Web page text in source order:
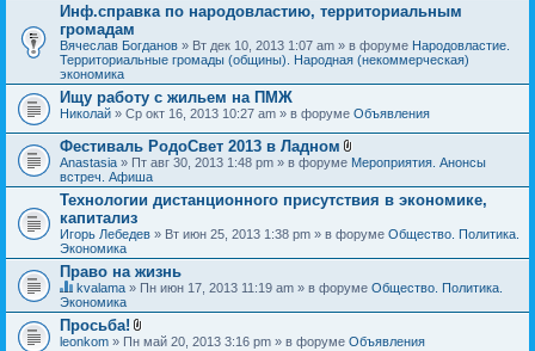
Инф.справка по народовластию, территориальным
громадам
Вячеслав Богданов » Вт дек 10, 2013 1:07 am » в форуме Народовластие.
Территориальные громады (общины). Народная (некоммерческая)
экономика
Ищу работу с жильем на ПМЖ
Николай » Ср окт 16, 2013 10:27 am » в форуме Объявления
Фестиваль РодоСвет 2013 в Ладном
В
о
ж
н
и
я
Anastasia » Пт авг 30, 2013 1:48 pm » в форуме Мероприятия. Анонсы
встреч. Афиша
Технологии дистанционного присутствия в экономике,
капитализ
Игорь Лебедев » Вт июн 25, 2013 1:38 pm » в форуме Общество. Политика.
Экономика
Право на жизнь
Д
а
н
н
kvalama » Пн июн 17, 2013 11:19 am » в форуме Общество. Политика.
Экономика
Просьба!
В
leonkom » Пн май 20, 2013 3:16 pm » в форуме Объявления